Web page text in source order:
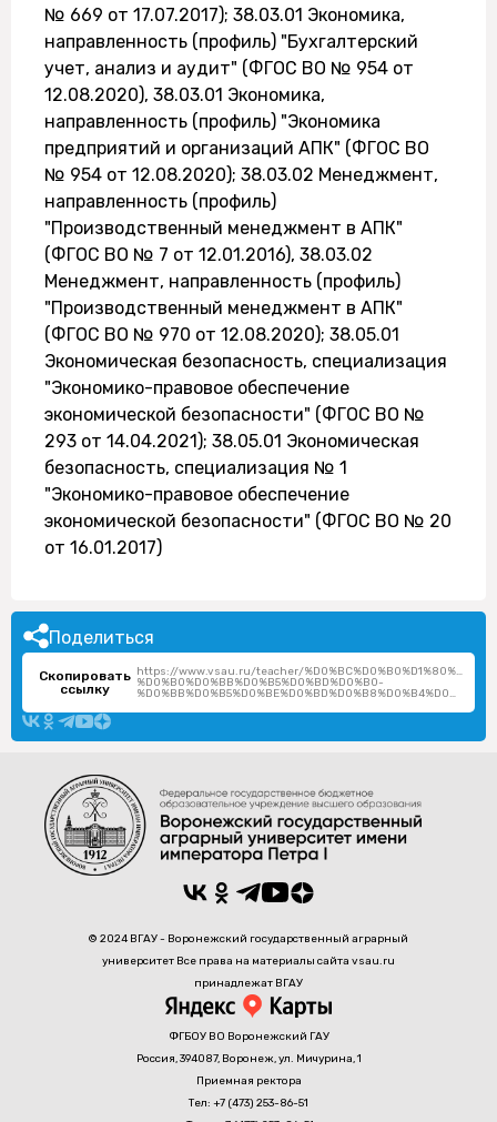
№ 669 от 17.07.2017); 38.03.01 Экономика,
направленность (профиль) "Бухгалтерский
учет, анализ и аудит" (ФГОС ВО № 954 от
12.08.2020), 38.03.01 Экономика,
направленность (профиль) "Экономика
предприятий и организаций АПК" (ФГОС ВО
№ 954 от 12.08.2020); 38.03.02 Менеджмент,
направленность (профиль)
"Производственный менеджмент в АПК"
(ФГОС ВО № 7 от 12.01.2016), 38.03.02
Менеджмент, направленность (профиль)
"Производственный менеджмент в АПК"
(ФГОС ВО № 970 от 12.08.2020); 38.05.01
Экономическая безопасность, специализация
"Экономико-правовое обеспечение
экономической безопасности" (ФГОС ВО №
293 от 14.04.2021); 38.05.01 Экономическая
безопасность, специализация № 1
"Экономико-правовое обеспечение
экономической безопасности" (ФГОС ВО № 20
от 16.01.2017)
Поделиться
Скопировать
ссылку
https://www.vsau.ru/teacher/
%D0%B0%D0%BB%D0%B5%D0%BD%D0%B0-
%D0%BB%D0%B5%D0%BE%D0%BD%D0%B8%D0%B4%D0%BE%D0%B2%D0%BD%D0%B0/
© 2024 ВГАУ - Воронежский государственный аграрный
университет Все права на материалы сайта vsau.ru
принадлежат ВГАУ
ФГБОУ ВО Воронежский ГАУ
Россия, 394087, Воронеж, ул. Мичурина, 1
Приемная ректора
Тел: +7 (473) 253-86-51